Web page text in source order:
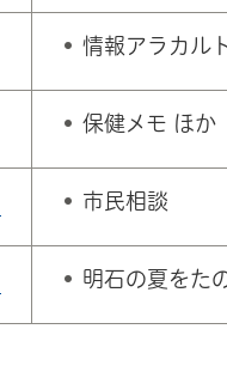
情報アラカル
保健メモ ほか
市民相談
明石の夏をた